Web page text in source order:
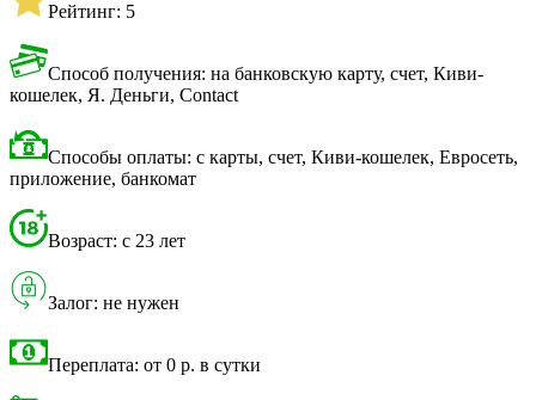
Рейтинг: 5
Способ получения: на банковскую карту, счет, Киви-
кошелек, Я. Деньги, Contact
Способы оплаты: с карты, счет, Киви-кошелек, Евросеть,
приложение, банкомат
Возраст: с 23 лет
Залог: не нужен
Переплата: от 0 р. в сутки